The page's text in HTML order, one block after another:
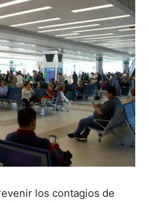
los contagios de